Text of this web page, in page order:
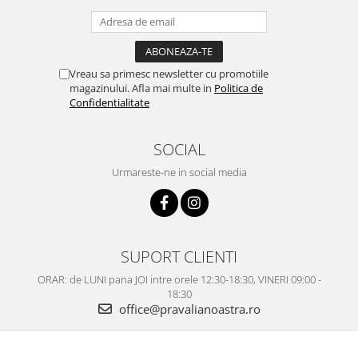
Vreau sa primesc newsletter cu promotiile
magazinului. Afla mai multe in Politica de
Confidentialitate
SOCIAL
Urmareste-ne in social media
SUPORT CLIENTI
ORAR: de LUNI pana JOI intre orele 12:30-18:30, VINERI 09:00 -
18:30
office@pravalianoastra.ro